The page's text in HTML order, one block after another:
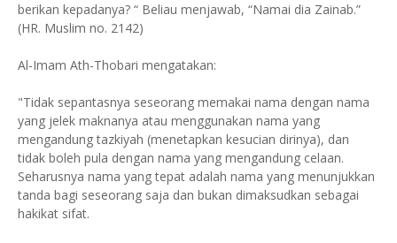
berikan kepadanya? “ Beliau menjawab, “Namai dia Zainab.”
(HR. Muslim no. 2142)
Al-Imam Ath-Thobari mengatakan:
"Tidak sepantasnya seseorang memakai nama dengan nama
yang jelek maknanya atau menggunakan nama yang
mengandung tazkiyah (menetapkan kesucian dirinya), dan
tidak boleh pula dengan nama yang mengandung celaan.
Seharusnya nama yang tepat adalah nama yang menunjukkan
tanda bagi seseorang saja dan bukan dimaksudkan sebagai
hakikat sifat.